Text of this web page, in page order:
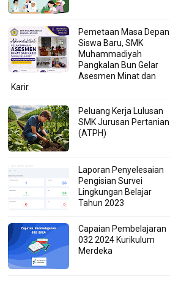
Pemetaan Masa Depan
Siswa Baru, SMK
Muhammadiyah
Pangkalan Bun Gelar
Asesmen Minat dan
Karir
Peluang Kerja Lulusan
SMK Jurusan Pertanian
(ATPH)
Laporan Penyelesaian
Pengisian Survei
Lingkungan Belajar
Tahun 2023
Capaian Pembelajaran
032 2024 Kurikulum
Merdeka